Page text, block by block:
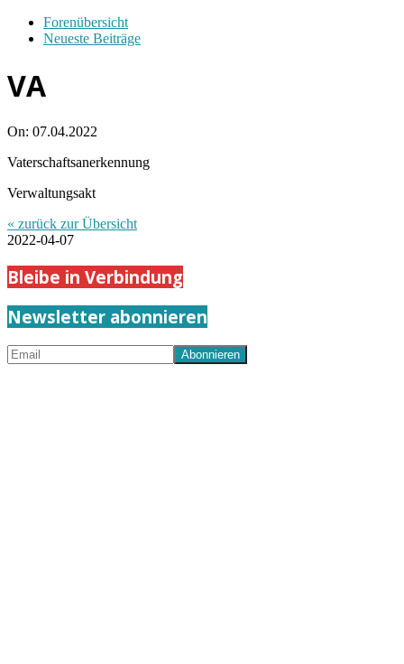
Forenübersicht
Neueste Beiträge
VA
On: 07.04.2022
Vaterschaftsanerkennung
Verwaltungsakt
« zurück zur Übersicht
2022-04-07
Bleibe in Verbindung
Newsletter abonnieren